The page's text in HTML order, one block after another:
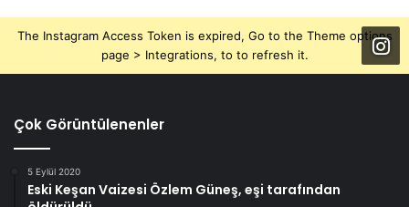
The Instagram Access Token is expired, Go to the Theme options
page > Integrations, to to refresh it.
Çok Görüntülenenler
5 Eylül 2020
Eski Keşan Vaizesi Özlem Güneş, eşi tarafından